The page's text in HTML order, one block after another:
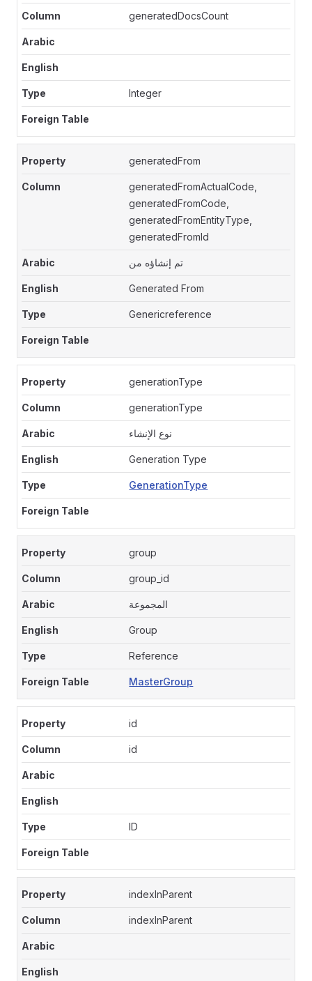
generatedDocsCount
Integer
generatedFrom
generatedFromActualCode,
generatedFromCode,
generatedFromEntityType,
generatedFromId
تم إنشاؤه من
Generated From
Genericreference
generationType
generationType
نوع الإنشاء
Generation Type
GenerationType
group
group_id
المجموعة
Group
Reference
MasterGroup
id
id
ID
indexInParent
indexInParent